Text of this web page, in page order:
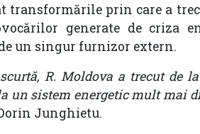
transformările prin care a
generate de criza
un singur furnizor extern.
R. Moldova a trecut de
un sistem energetic mult mai
Junghietu.